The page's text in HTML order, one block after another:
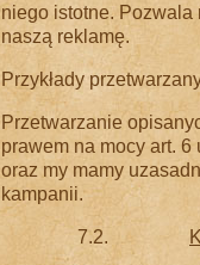
niego istotne. Pozwala
naszą reklamę.
Przykłady
Przetwarzanie
prawem na mocy art.
oraz my mamy
kampanii.
7.2.